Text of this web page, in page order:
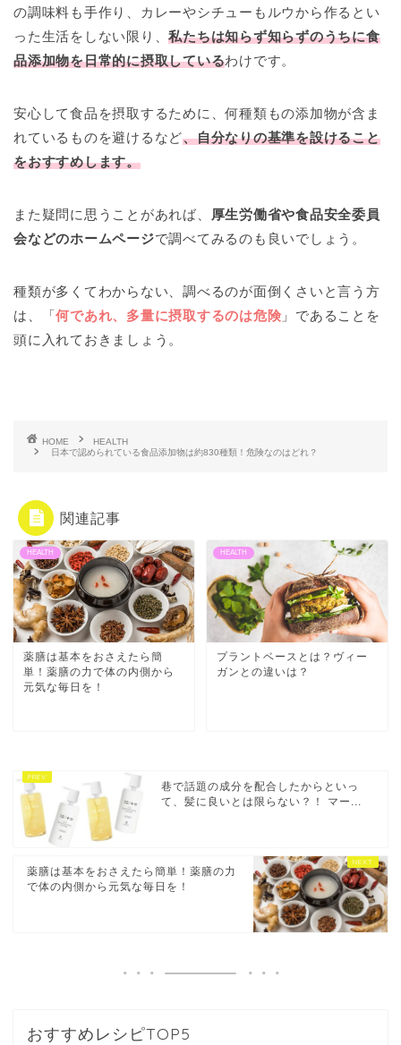
の調味料も手作り、カレーやシチューもルウから作るとい
った生活をしない限り、私たちは知らず知らずのうちに食
品添加物を日常的に摂取しているわけです。
安心して食品を摂取するために、何種類もの添加物が含ま
れているものを避けるなど、自分なりの基準を設けること
をおすすめします。
また疑問に思うことがあれば、 厚生労働省や食品安全委員
会などのホームページで調べてみるのも良いでしょう。
種類が多くてわからない、調べるのが面倒くさいと言う方
は、「何であれ、多量に摂取するのは危険 」であることを
頭に入れておきましょう。
HOME
HEALTH
日本で認められている食品添加物は約830種類！危険なのはどれ？
関連記事
HEALTH
薬膳は基本をおさえたら簡
単！薬膳の力で体の内側から
元気な毎日を！
HEALTH
プラントベースとは？ヴィー
ガンとの違いは？
巷で話題の成分を配合したからといっ
て、髪に良いとは限らない？！ マー...
薬膳は基本をおさえたら簡単！薬膳の力
で体の内側から元気な毎日を！
おすすめレシピTOP5